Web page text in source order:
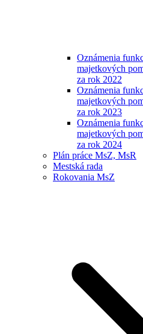
Oznámenia
majetkových
za rok 2022
Oznámenia
majetkových
za rok 2023
Oznámenia
majetkových
za rok 2024
Plán práce MsZ, MsR
Mestská rada
Rokovania MsZ